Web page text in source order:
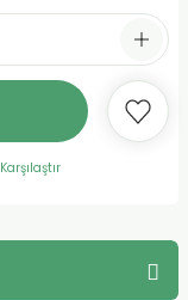
Karşılaştır